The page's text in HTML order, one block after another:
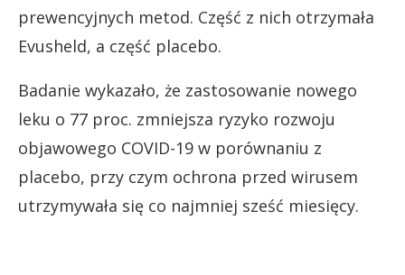
prewencyjnych metod. Część z nich otrzymała
Evusheld, a część placebo.
Badanie wykazało, że zastosowanie nowego
leku o 77 proc. zmniejsza ryzyko rozwoju
objawowego COVID-19 w porównaniu z
placebo, przy czym ochrona przed wirusem
utrzymywała się co najmniej sześć miesięcy.